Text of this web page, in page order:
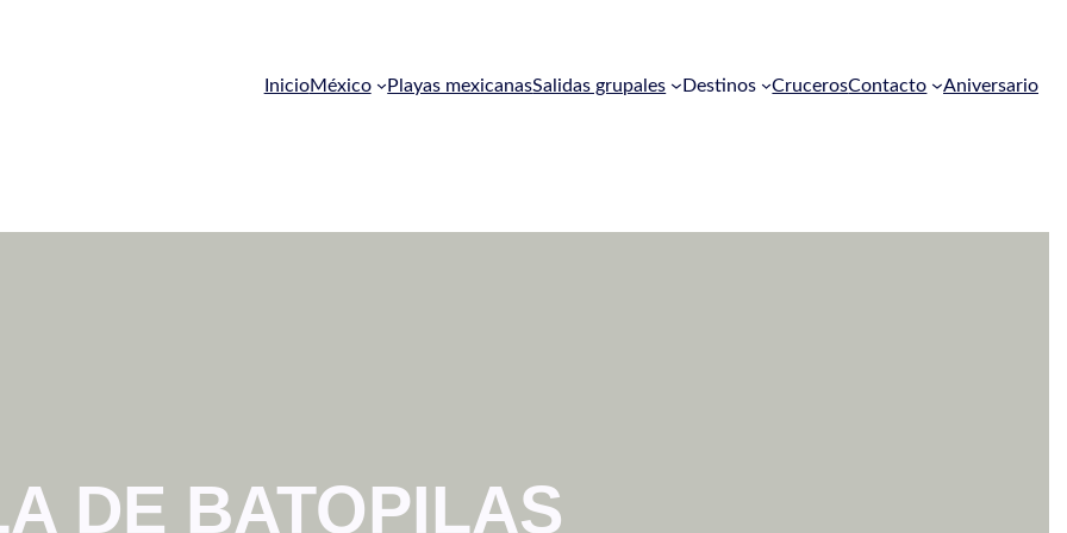
InicioMéxico Playas mexicanasSalidas grupales Destinos CrucerosContacto Aniversario
DE BATOPILAS